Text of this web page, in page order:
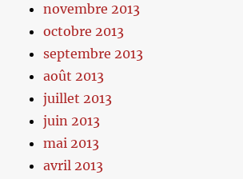
novembre 2013
octobre 2013
septembre 2013
août 2013
juillet 2013
juin 2013
mai 2013
avril 2013